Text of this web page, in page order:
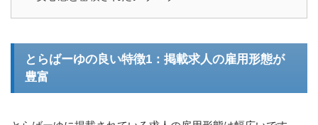
とらばーゆの良い特徴1：掲載求人の雇用形態が
豊富